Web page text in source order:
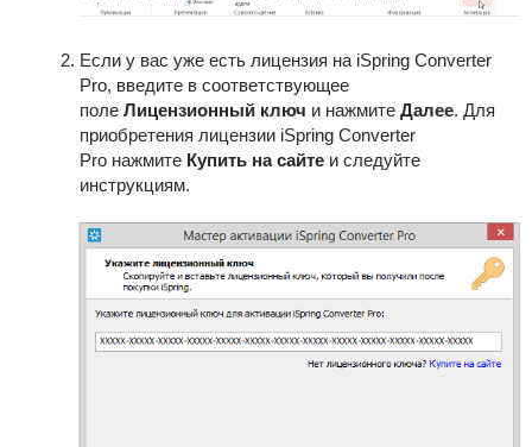
Если у вас уже есть лицензия на iSpring Converter
Pro, введите в соответствующее
поле Лицензионный ключ и нажмите Далее. Для
приобретения лицензии iSpring Converter
Proнажмите Купить на сайтеи следуйте
инструкциям.